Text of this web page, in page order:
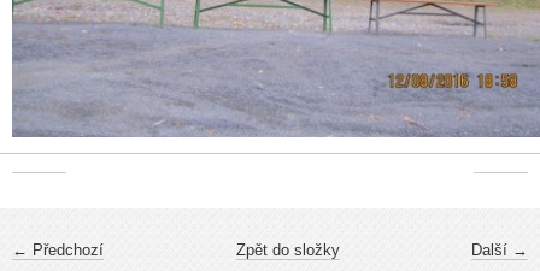
← Předchozí Další →
Zpět do složky